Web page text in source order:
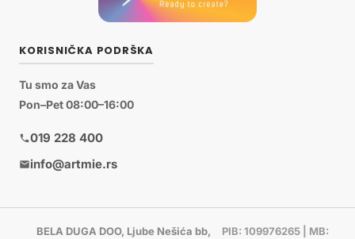
KORISNIČKA PODRŠKA
Tu smo za Vas
Pon–Pet 08:00–16:00
019 228 400
info@artmie.rs
BELA DUGA DOO, Ljube Nešića bb,
PIB: 109976265 | MB: